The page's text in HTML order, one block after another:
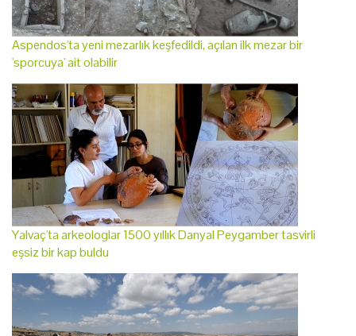
Aspendos'ta yeni mezarlık keşfedildi, açılan ilk mezar bir
'sporcuya' ait olabilir
Yalvaç'ta arkeologlar 1500 yıllık Danyal Peygamber tasvirli
eşsiz bir kap buldu